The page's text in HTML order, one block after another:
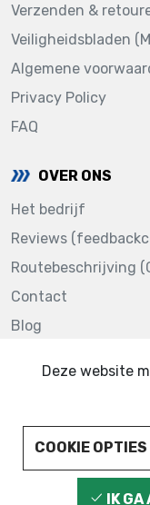
Verzenden &
Veiligheidsbladen
Algemene
Privacy Policy
FAQ
OVER ONS
Het bedrijf
Reviews
Routebeschrijving
Contact
Blog
Deze website
COOKIE OPTIES
IK GA